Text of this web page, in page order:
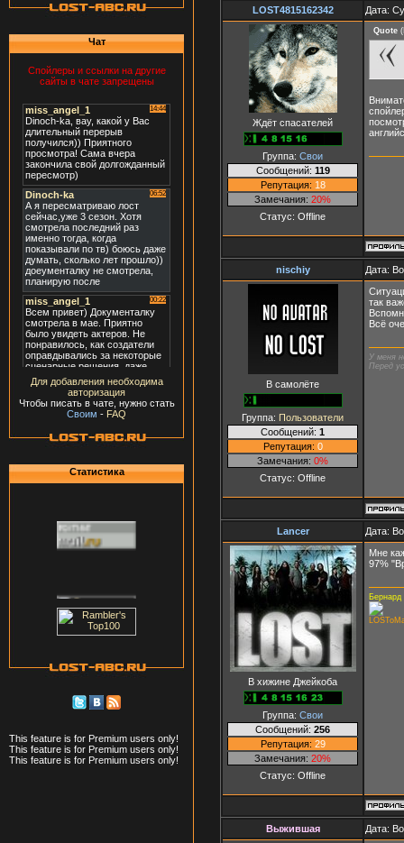
Чат
Спойлеры и ссылки на другие
сайты в чате запрещены
Для добавления необходима
авторизация
Чтобы писать в чате, нужно стать
Своим - FAQ
Статистика
This feature is for Premium users only!
This feature is for Premium users only!
This feature is for Premium users only!
LOST4815162342 Дата:
Ждёт спасателей
Группа: Свои
Сообщений: 119
Репутация: 18
Замечания: 20%
Статус: Offline
Quote (
nischiy Дата:
В самолёте
Группа: Пользователи
Сообщений: 1
Репутация: 0
Замечания: 0%
Статус: Offline
так
Всё
У меня
Перед
Lancer Дата:
В хижине Джейкоба
Группа: Свои
Сообщений: 256
Репутация: 29
Замечания: 20%
Статус: Offline
Мне
97%
Выжившая Дата: